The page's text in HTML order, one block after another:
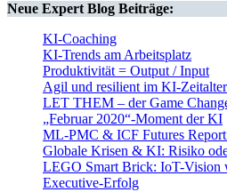
Neue Expert Blog Beiträge:
KI-Coaching
KI-Trends am Arbeitsplatz
Produktivität = Output / Input
Agil und resilient im KI-Zeitalter
LET THEM – der Game
„Februar 2020“-Moment der KI
ML-PMC & ICF Futures
Globale Krisen & KI: Risiko
LEGO Smart Brick: IoT-Vision
Executive-Erfolg